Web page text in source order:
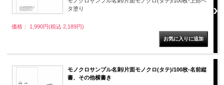
タ塗り
価格： 1,990円(税込 2,189円)
モノクロサンプル名刺/片面モノクロ(タテ)/100枚-名前縦
書、その他横書き